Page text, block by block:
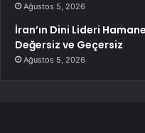
Ağustos 5, 2026
İran’ın Dini Lideri
Değersiz ve Geçersiz
Ağustos 5, 2026